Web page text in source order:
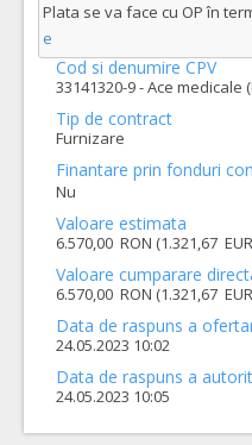
Plata se va face cu OP în
e
Cod si denumire CPV
33141320-9 - Ace medicale
Tip de contract
Furnizare
Finantare prin fonduri
Nu
Valoare estimata
6.570,00 RON (1.321,67
Valoare cumparare
6.570,00 RON (1.321,67
Data de raspuns a
24.05.2023 10:02
Data de raspuns a
24.05.2023 10:05